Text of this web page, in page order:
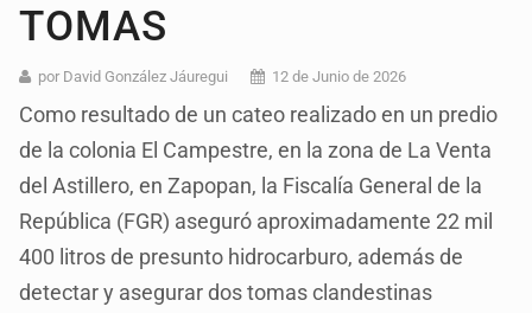
TOMAS
por David González Jáuregui 12 de Junio de 2026
Como resultado de un cateo realizado en un predio
de la colonia El Campestre, en la zona de La Venta
del Astillero, en Zapopan, la Fiscalía General de la
República (FGR) aseguró aproximadamente 22 mil
400 litros de presunto hidrocarburo, además de
detectar y asegurar dos tomas clandestinas